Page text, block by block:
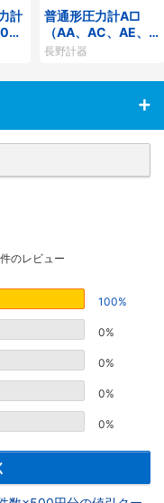
計
）
普通形圧力計A□
（AA、AC、AE、A
G、AJ）
長野計器
5
のレビュー
100%
0%
0%
0%
0%